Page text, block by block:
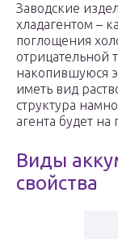
Заводские
хладагентом –
поглощения
отрицательной
накопившуюся
иметь вид
структура
агента будет
Виды
свойства